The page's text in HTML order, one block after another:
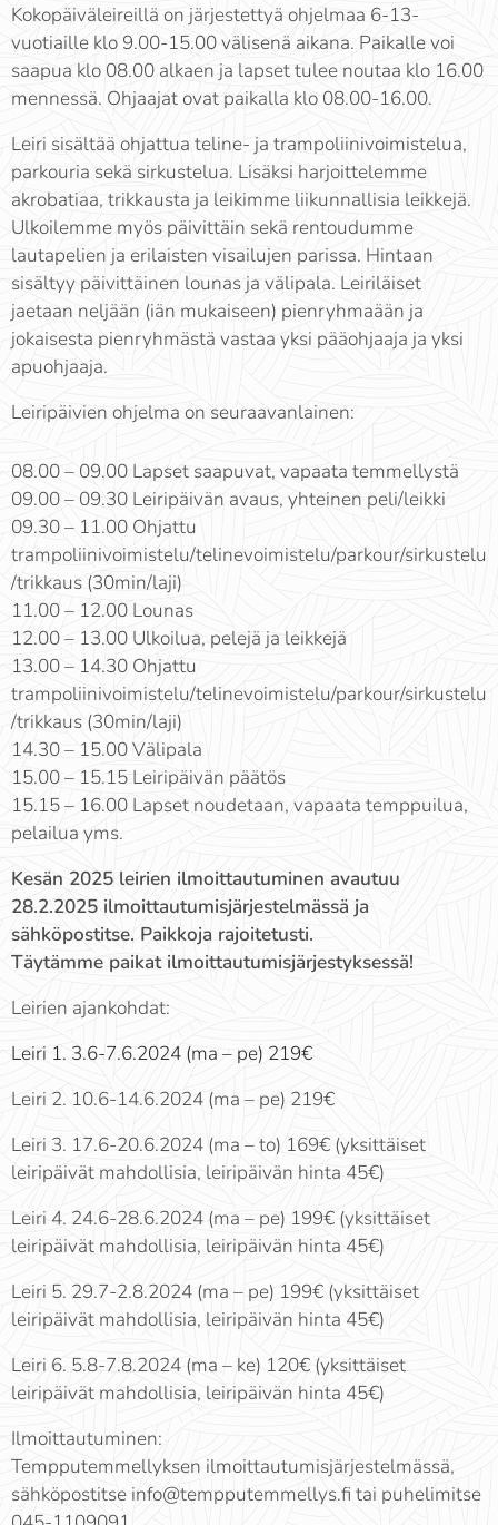
Kokopäiväleireillä on järjestettyä ohjelmaa 6-13-
vuotiaille klo 9.00-15.00 välisenä aikana. Paikalle voi
saapua klo 08.00 alkaen ja lapset tulee noutaa klo 16.00
mennessä. Ohjaajat ovat paikalla klo 08.00-16.00.
Leiri sisältää ohjattua teline- ja trampoliinivoimistelua,
parkouria sekä sirkustelua. Lisäksi harjoittelemme
akrobatiaa, trikkausta ja leikimme liikunnallisia leikkejä.
Ulkoilemme myös päivittäin sekä rentoudumme
lautapelien ja erilaisten visailujen parissa. Hintaan
sisältyy päivittäinen lounas ja välipala. Leiriläiset
jaetaan neljään (iän mukaiseen) pienryhmaään ja
jokaisesta pienryhmästä vastaa yksi pääohjaaja ja yksi
apuohjaaja.
Leiripäivien ohjelma on seuraavanlainen:
08.00 – 09.00 Lapset saapuvat, vapaata temmellystä
09.00 – 09.30 Leiripäivän avaus, yhteinen peli/leikki
09.30 – 11.00 Ohjattu
trampoliinivoimistelu/telinevoimistelu/parkour/sirkustelu
/trikkaus (30min/laji)
11.00 – 12.00 Lounas
12.00 – 13.00 Ulkoilua, pelejä ja leikkejä
13.00 – 14.30 Ohjattu
trampoliinivoimistelu/telinevoimistelu/parkour/sirkustelu
/trikkaus (30min/laji)
14.30 – 15.00 Välipala
15.00 – 15.15 Leiripäivän päätös
15.15 – 16.00 Lapset noudetaan, vapaata temppuilua,
pelailua yms.
Kesän 2025 leirien ilmoittautuminen avautuu
28.2.2025 ilmoittautumisjärjestelmässä ja
sähköpostitse. Paikkoja rajoitetusti.
Täytämme paikat ilmoittautumisjärjestyksessä!
Leirien ajankohdat:
Leiri 1. 3.6-7.6.2024 (ma – pe) 219€
Leiri 2. 10.6-14.6.2024 (ma – pe) 219€
Leiri 3. 17.6-20.6.2024 (ma – to) 169€ (yksittäiset
leiripäivät mahdollisia, leiripäivän hinta 45€)
Leiri 4. 24.6-28.6.2024 (ma – pe) 199€ (yksittäiset
leiripäivät mahdollisia, leiripäivän hinta 45€)
Leiri 5. 29.7-2.8.2024 (ma – pe) 199€ (yksittäiset
leiripäivät mahdollisia, leiripäivän hinta 45€)
Leiri 6. 5.8-7.8.2024 (ma – ke) 120€ (yksittäiset
leiripäivät mahdollisia, leiripäivän hinta 45€)
Ilmoittautuminen:
Tempputemmellyksen ilmoittautumisjärjestelmässä,
sähköpostitse info@tempputemmellys.fi tai puhelimitse